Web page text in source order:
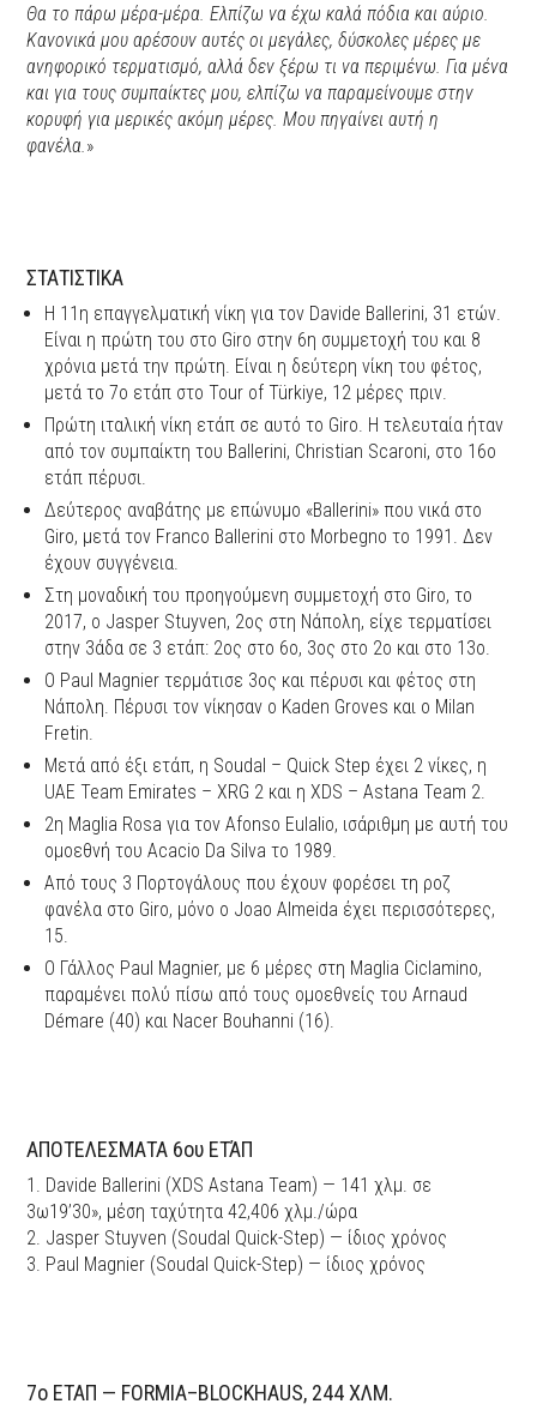
Θα το πάρω μέρα-μέρα. Ελπίζω να έχω καλά πόδια και αύριο.
Κανονικά μου αρέσουν αυτές οι μεγάλες, δύσκολες μέρες με
ανηφορικό τερματισμό, αλλά δεν ξέρω τι να περιμένω. Για μένα
και για τους συμπαίκτες μου, ελπίζω να παραμείνουμε στην
κορυφή για μερικές ακόμη μέρες. Μου πηγαίνει αυτή η
φανέλα. »
ΣΤΑΤΙΣΤΙΚΑ
Η 11η επαγγελματική νίκη για τον Davide Ballerini, 31 ετών.
Είναι η πρώτη του στο Giro στην 6η συμμετοχή του και 8
χρόνια μετά την πρώτη. Είναι η δεύτερη νίκη του φέτος,
μετά το 7ο ετάπ στο Tour of Türkiye, 12 μέρες πριν.
Πρώτη ιταλική νίκη ετάπ σε αυτό το Giro. Η τελευταία ήταν
από τον συμπαίκτη του Ballerini, Christian Scaroni, στο 16ο
ετάπ πέρυσι.
Δεύτερος αναβάτης με επώνυμο «Ballerini» που νικά στο
Giro, μετά τον Franco Ballerini στο Morbegno το 1991. Δεν
έχουν συγγένεια.
Στη μοναδική του προηγούμενη συμμετοχή στο Giro, το
2017, ο Jasper Stuyven, 2ος στη Νάπολη, είχε τερματίσει
στην 3άδα σε 3 ετάπ: 2ος στο 6ο, 3ος στο 2ο και στο 13ο.
Ο Paul Magnier τερμάτισε 3ος και πέρυσι και φέτος στη
Νάπολη. Πέρυσι τον νίκησαν ο Kaden Groves και ο Milan
Fretin.
Μετά από έξι ετάπ, η Soudal – Quick Step έχει 2 νίκες, η
UAE Team Emirates – XRG 2 και η XDS – Astana Team 2.
2η Maglia Rosa για τον Afonso Eulalio, ισάριθμη με αυτή του
ομοεθνή του Acacio Da Silva το 1989.
Από τους 3 Πορτογάλους που έχουν φορέσει τη ροζ
φανέλα στο Giro, μόνο ο Joao Almeida έχει περισσότερες,
15.
Ο Γάλλος Paul Magnier, με 6 μέρες στη Maglia Ciclamino,
παραμένει πολύ πίσω από τους ομοεθνείς του Arnaud
Démare (40) και Nacer Bouhanni (16).
ΑΠΟΤΕΛΕΣΜΑΤΑ 6ου ΕΤΆΠ
1. Davide Ballerini (XDS Astana Team) — 141 χλμ. σε
3ω19’30», μέση ταχύτητα 42,406 χλμ./ώρα
2. Jasper Stuyven (Soudal Quick-Step) — ίδιος χρόνος
3. Paul Magnier (Soudal Quick-Step) — ίδιος χρόνος
7ο ΕΤΑΠ — FORMIA–BLOCKHAUS, 244 ΧΛΜ.